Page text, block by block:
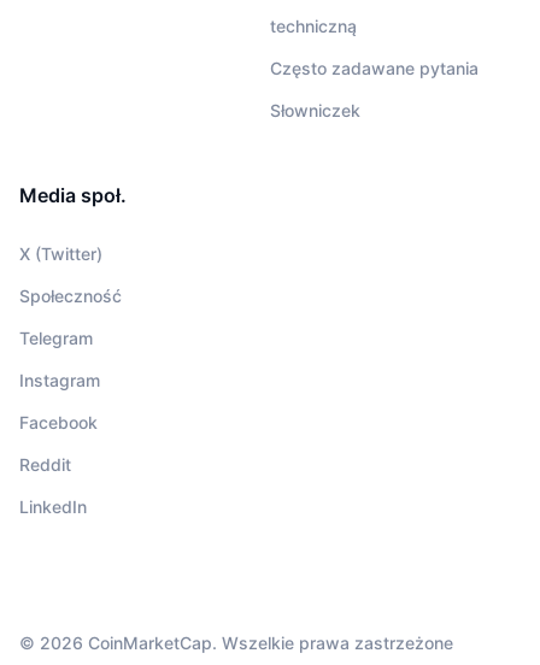
techniczną
Często zadawane pytania
Słowniczek
Media społ.
X (Twitter)
Społeczność
Telegram
Instagram
Facebook
Reddit
LinkedIn
© 2026 CoinMarketCap. Wszelkie prawa zastrzeżone